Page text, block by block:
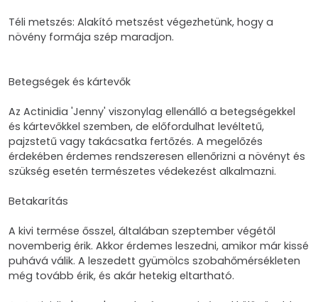
Téli metszés: Alakító metszést végezhetünk, hogy a
növény formája szép maradjon.
Betegségek és kártevők
Az Actinidia 'Jenny' viszonylag ellenálló a betegségekkel
és kártevőkkel szemben, de előfordulhat levéltetű,
pajzstetű vagy takácsatka fertőzés. A megelőzés
érdekében érdemes rendszeresen ellenőrizni a növényt és
szükség esetén természetes védekezést alkalmazni.
Betakarítás
A kivi termése ősszel, általában szeptember végétől
novemberig érik. Akkor érdemes leszedni, amikor már kissé
puhává válik. A leszedett gyümölcs szobahőmérsékleten
még tovább érik, és akár hetekig eltartható.